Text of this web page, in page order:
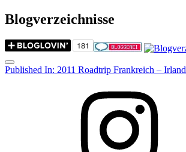
Blogverzeichnisse
Menu
Post
Published In: 2011 Roadtrip Frankreich – Irland